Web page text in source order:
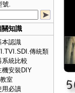
號.
關知識
本認識
傳統類
系統比較
機安裝DIY
室
用必讀